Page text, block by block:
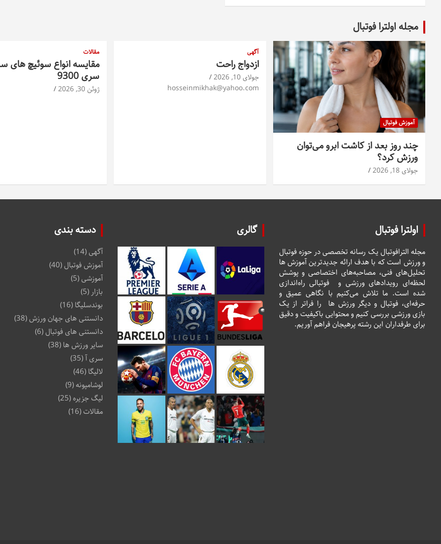
مجله اولترا فوتبال
آموزش فوتبال
چند روز بعد از کاشت ابرو می‌توان
ورزش کرد؟
جولای 18, 2026
آگهی
ازدواج راحت
جولای 10, 2026
hosseinmikhak@yahoo.com
مقالات
مقایسه انواع سوئیچ های
سری 9300
ژوئن 30, 2026
اولترا فوتبال
مجله الترافوتبال یک رسانه تخصصی در حوزه فوتبال
و ورزش است که با هدف ارائه جدیدترین آموزش ها
تحلیل‌های فنی، مصاحبه‌های اختصاصی و پوشش
لحظه‌ای رویدادهای ورزشی و فوتبالی راه‌اندازی
شده است. ما تلاش می‌کنیم با نگاهی عمیق و
حرفه‌ای، فوتبال و دیگر ورزش ها را فراتر از یک
بازی ورزشی بررسی کنیم و محتوایی باکیفیت و دقیق
برای طرفداران این رشته پرهیجان فراهم آوریم.
گالری دسته بندی
آگهی(14)
آموزش فوتبال (40)
آموزشی(5)
بازار (5)
بوندسلیگا (16)
دانستنی های جهان ورزش(38)
دانستنی های فوتبال (6)
سایر ورزش ها (38)
سری آ(35)
لالیگا (46)
لوشامپونه(9)
لیگ جزیره (25)
مقالات(16)